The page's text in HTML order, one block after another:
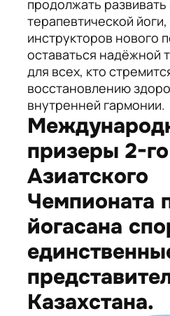
продолжать
терапевтической
инструкторов нового
оставаться надёжной
для всех, кто
восстановлению
внутренней гармонии.
призеры 2-го
Азиатского
Чемпионата
йогасана
Казахстана.